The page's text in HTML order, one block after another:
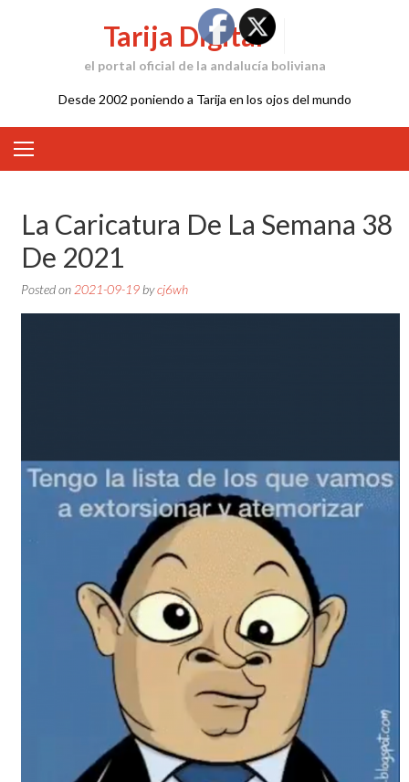
Tarija Digital
el portal oficial de la andalucía boliviana
Desde 2002 poniendo a Tarija en los ojos del mundo
La Caricatura De La Semana 38
De 2021
Posted on 2021-09-19bycj6wh